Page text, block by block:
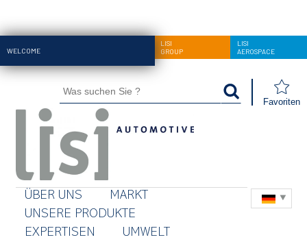
WELCOME
LISI
GROUP
LISI
AEROSPACE
Favoriten
ÜBER UNS
MARKT
UNSERE PRODUKTE
EXPERTISEN
UMWELT